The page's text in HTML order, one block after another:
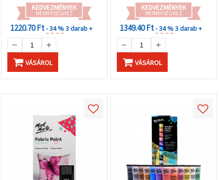
KEDVEZMÉNYEK
MENNYISÉGHEZ
1220.70 Ft- 34 %3 darab +
VÁSÁROL
KEDVEZMÉNYEK
MENNYISÉGHEZ
1349.40 Ft- 34 %3 darab +
VÁSÁROL